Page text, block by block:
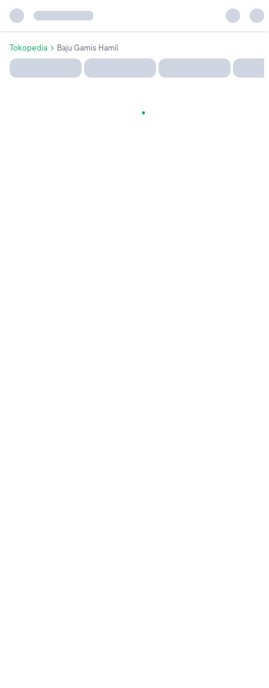
Tokopedia Baju Gamis Hamil